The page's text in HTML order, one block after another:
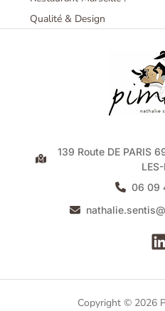
Qualité & Design
139 Route DE PARIS
06 09
Copyright © 2026